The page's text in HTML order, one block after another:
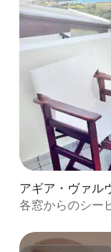
アギア・ヴァル
各窓からのシー